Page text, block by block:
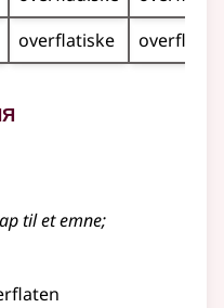
overflatiske
til et emne;